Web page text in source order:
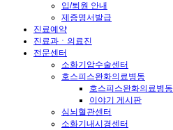
입/퇴원 안내
제증명서발급
진료예약
진료과ㆍ의료진
전문센터
소화기암수술센터
호스피스완화의료병동
호스피스완화의료병동
이야기 게시판
심뇌혈관센터
소화기내시경센터